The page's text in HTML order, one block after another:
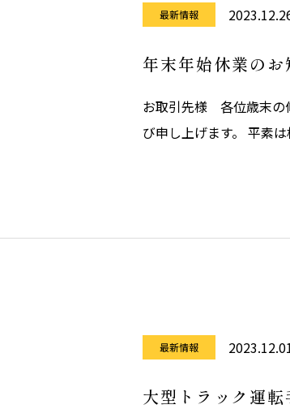
最新情報
年末年始休業のお
お取引先様 各位歳末の
び申し上げます。 平素
げま
最新情報
大型トラック運